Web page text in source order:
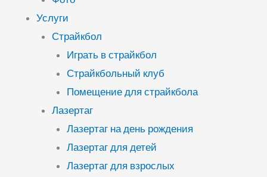
Услуги
Страйкбол
Играть в страйкбол
Страйкбольный клуб
Помещение для страйкбола
Лазертаг
Лазертаг на день рождения
Лазертаг для детей
Лазертаг для взрослых